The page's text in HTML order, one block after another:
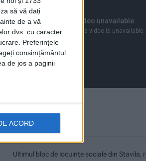
să vă dați
de a vă
dvs. cu caracter
Preferințele
consimțământul
de jos a paginii
ACORD
Articole recente
Ultimul bloc de locuințe sociale din Stavila,